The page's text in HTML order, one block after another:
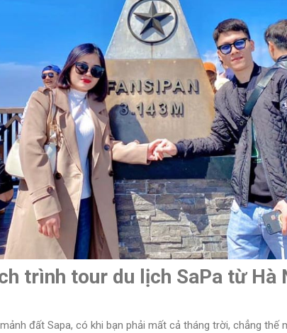
trình tour du lịch SaPa từ Hà
đất Sapa, có khi bạn phải mất cả tháng trời, chẳng thế